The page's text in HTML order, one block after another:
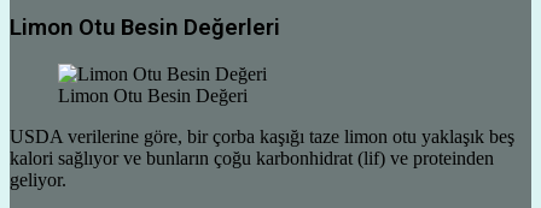
Limon Otu Besin Değerleri
Limon Otu Besin Değeri
USDA verilerine göre, bir çorba kaşığı taze limon otu yaklaşık beş
kalori sağlıyor ve bunların çoğu karbonhidrat (lif) ve proteinden
geliyor.